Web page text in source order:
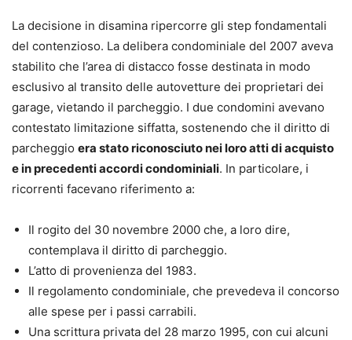
La decisione in disamina ripercorre gli step fondamentali
del contenzioso. La delibera condominiale del 2007 aveva
stabilito che l’area di distacco fosse destinata in modo
esclusivo al transito delle autovetture dei proprietari dei
garage, vietando il parcheggio. I due condomini avevano
contestato limitazione siffatta, sostenendo che il diritto di
parcheggio era stato riconosciuto nei loro atti di acquisto
e in precedenti accordi condominiali. In particolare, i
ricorrenti facevano riferimento a:
Il rogito del 30 novembre 2000 che, a loro dire,
contemplava il diritto di parcheggio.
L’atto di provenienza del 1983.
Il regolamento condominiale, che prevedeva il concorso
alle spese per i passi carrabili.
Una scrittura privata del 28 marzo 1995, con cui alcuni